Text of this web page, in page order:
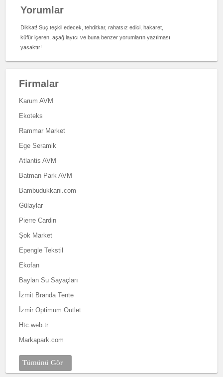
Yorumlar
Dikkat! Suç teşkil edecek, tehditkar, rahatsız edici, hakaret,
küfür içeren, aşağılayıcı ve buna benzer yorumların yazılması
yasaktır!
Firmalar
Karum AVM
Ekoteks
Rammar Market
Ege Seramik
Atlantis AVM
Batman Park AVM
Bambudukkani.com
Gülaylar
Pierre Cardin
Şok Market
Epengle Tekstil
Ekofan
Baylan Su Sayaçları
İzmit Branda Tente
İzmir Optimum Outlet
Htc.web.tr
Markapark.com
Tümünü Gör